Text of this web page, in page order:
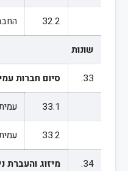
32.2
שונות
33. סיום חברות
33.1
33.2
34. מיזוג והעברת